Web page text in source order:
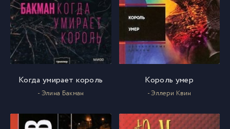
15 03-03
16 03-04
Когда умирает король
- Элина Бакман
Король умер
- Эллери Квин